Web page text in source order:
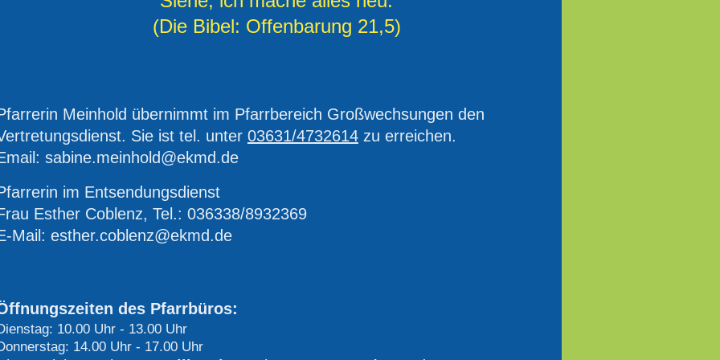
(Die Bibel: Offenbarung 21,5)
Meinhold übernimmt im Pfarrbereich Großwechsungen den
Sie ist tel. unter 03631/4732614zu erreichen.
sabine.meinhold@ekmd.de
im Entsendungsdienst
Esther Coblenz, Tel.: 036338/8932369
Mail: esther.coblenz@ekmd.de
des Pfarrbüros:
10.00 Uhr - 13.00 Uhr
14.00 Uhr - 17.00 Uhr